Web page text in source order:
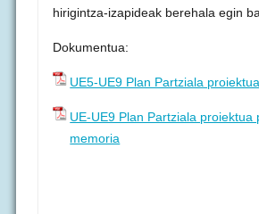
hirigintza-izapideak berehala egin
Dokumentua:
UE5-UE9 Plan Partziala
UE-UE9 Plan Partziala
memoria